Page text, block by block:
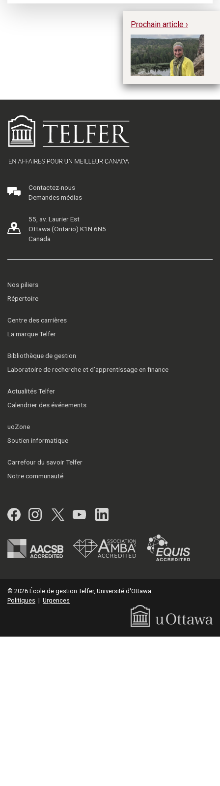
Prochain article ›
Contactez-nous
Demandes médias
55, av. Laurier Est
Ottawa (Ontario) K1N 6N5
Canada
Nos piliers
Répertoire
Centre des carrières
La marque Telfer
Bibliothèque de gestion
Laboratoire de recherche et d’apprentissage en finance
Actualités Telfer
Calendrier des événements
uoZone
Soutien informatique
Carrefour du savoir Telfer
Notre communauté
Facebook
Instagram
Twitter
YouTubeLinkedIn
© 2026 École de gestion Telfer, Université d'Ottawa
Politiques | Urgences